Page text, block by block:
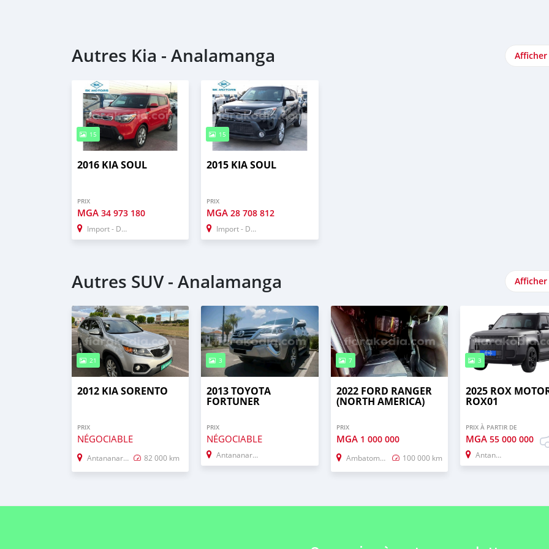
Autres Kia - Analamanga
15
2016 KIA SOUL
PRIX
MGA 34 973 180
Import - Dubai
15
2015 KIA SOUL
PRIX
MGA28 708 812
Import - Dubai
Autres SUV - Analamanga
21
2012 KIA SORENTO
PRIX
NÉGOCIABLE
Antananarivo 82 000 km
3
2013 TOYOTA
FORTUNER
PRIX
NÉGOCIABLE
Antananarivo
7
2022 FORD RANGER
(NORTH AMERICA)
PRIX
MGA 1 000 000
Ambatomainty 100 000 km
3
2025 ROX
ROX01
PRIX À PARTIR DE
MGA 55 000 000
Antananarivo